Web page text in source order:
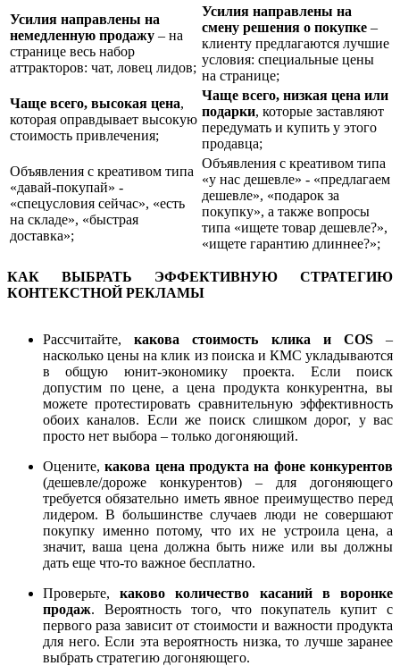
Усилия направлены на
немедленную продажу – на
странице весь набор
аттракторов: чат, ловец лидов;
Усилия направлены на
смену решения о покупке –
клиенту предлагаются лучшие
условия: специальные цены
на странице;
Чаще всего, высокая цена,
которая оправдывает высокую
стоимость привлечения;
Чаще всего, низкая цена или
подарки, которые заставляют
передумать и купить у этого
продавца;
Объявления с креативом типа
«давай-покупай» -
«спецусловия сейчас», «есть
на складе», «быстрая
доставка»;
Объявления с креативом типа
«у нас дешевле» - «предлагаем
дешевле», «подарок за
покупку», а также вопросы
типа «ищете товар дешевле?»,
«ищете гарантию длиннее?»;
КАК ВЫБРАТЬ ЭФФЕКТИВНУЮ СТРАТЕГИЮ
КОНТЕКСТНОЙ РЕКЛАМЫ
Рассчитайте,какова стоимость клика и COS–
насколько цены на клик из поиска и КМС укладываются
в общую юнит-экономику проекта. Если поиск
допустим по цене, а цена продукта конкурентна, вы
можете протестировать сравнительную эффективность
обоих каналов. Если же поиск слишком дорог, у вас
просто нет выбора – только догоняющий.
Оцените,какова цена продукта на фоне конкурентов
(дешевле/дороже конкурентов) – для догоняющего
требуется обязательно иметь явное преимущество перед
лидером. В большинстве случаев люди не совершают
покупку именно потому, что их не устроила цена, а
значит, ваша цена должна быть ниже или вы должны
дать еще что-то важное бесплатно.
Проверьте,каково количество касаний в воронке
продаж. Вероятность того, что покупатель купит с
первого раза зависит от стоимости и важности продукта
для него. Если эта вероятность низка, то лучше заранее
выбрать стратегию догоняющего.